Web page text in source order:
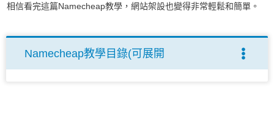
相信看完這篇Namecheap教學，網站架設也變得非常輕鬆和簡單。
Namecheap教學目錄(可展開